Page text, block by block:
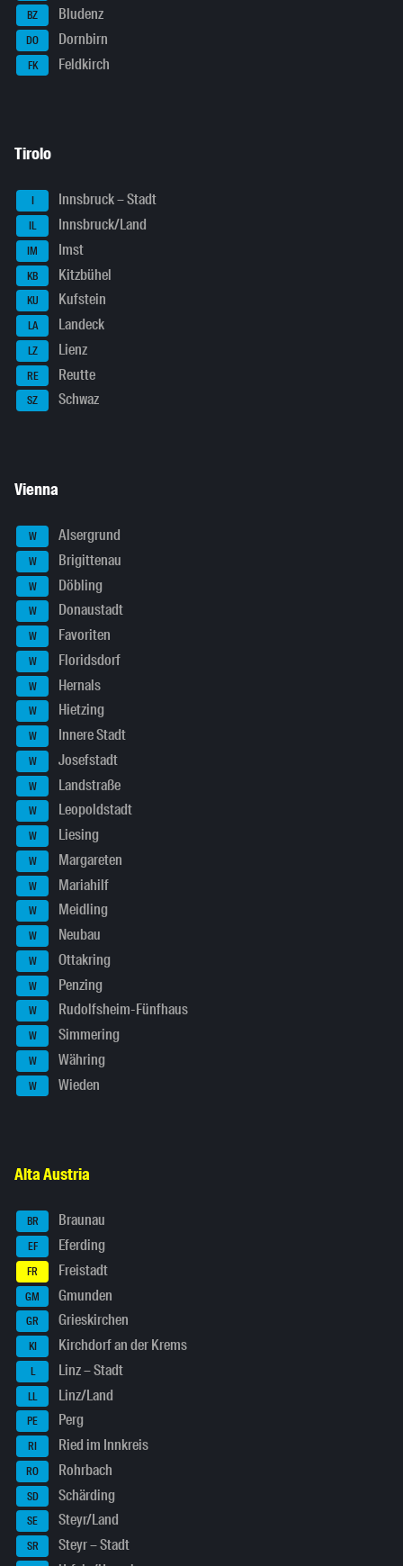
BZ Bludenz
DO Dornbirn
FK Feldkirch
Tirolo
I Innsbruck – Stadt
IL Innsbruck/Land
IM Imst
KB Kitzbühel
KU Kufstein
LA Landeck
LZ Lienz
RE Reutte
SZ Schwaz
Vienna
W Alsergrund
W Brigittenau
W Döbling
W Donaustadt
W Favoriten
W Floridsdorf
W Hernals
W Hietzing
W Innere Stadt
W Josefstadt
W Landstraße
W Leopoldstadt
W Liesing
W Margareten
W Mariahilf
W Meidling
W Neubau
W Ottakring
W Penzing
W Rudolfsheim-Fünfhaus
W Simmering
W Währing
W Wieden
Alta Austria
BR Braunau
EF Eferding
FR Freistadt
GM Gmunden
GR Grieskirchen
KI Kirchdorf an der Krems
L Linz – Stadt
LL Linz/Land
PE Perg
RI Ried im Innkreis
RO Rohrbach
SD Schärding
SE Steyr/Land
SR Steyr – Stadt